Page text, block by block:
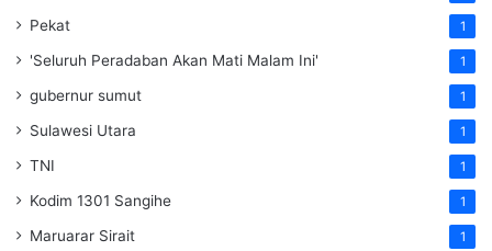
Pekat 1
'Seluruh Peradaban Akan Mati Malam Ini' 1
gubernur sumut 1
Sulawesi Utara 1
TNI 1
Kodim 1301 Sangihe 1
Maruarar Sirait 1